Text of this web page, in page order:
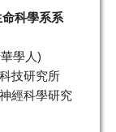
科學系系
學人)
技研究所
經科學研究